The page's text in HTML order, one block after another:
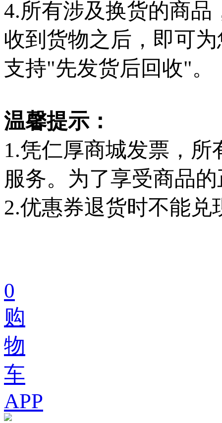
4.所有涉及换货的商
收到货物之后，即可
支持"先发货后回收"。
温馨提示：
1.凭仁厚商城发票，
服务。为了享受商品
2.优惠券退货时不能兑
0
购
物
车
APP